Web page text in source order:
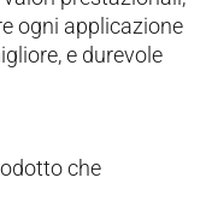
ogni applicazione
e durevole
che